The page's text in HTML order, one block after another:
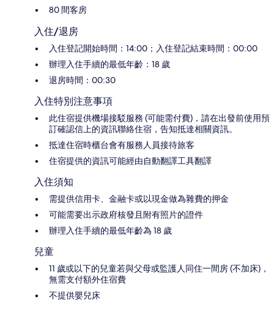
80 間客房
入住/退房
入住登記開始時間：14:00；入住登記結束時間：00:00
辦理入住手續的最低年齡：18 歲
退房時間：00:30
入住特別注意事項
此住宿提供機場接駁服務 (可能需付費)，請在出發前使用預
訂確認信上的資訊聯絡住宿，告知抵達相關資訊。
抵達住宿時櫃台會有服務人員接待旅客
住宿提供的資訊可能經由自動翻譯工具翻譯
入住須知
需提供信用卡、金融卡或以現金做為雜費的押金
可能需要出示政府核發且附有照片的證件
辦理入住手續的最低年齡為 18 歲
兒童
11 歲或以下的兒童若與父母或監護人同住一間房 (不加床)，
無需支付額外住宿費
不提供嬰兒床